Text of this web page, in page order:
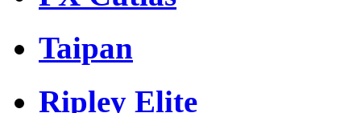
Taipan
Ripley Elite